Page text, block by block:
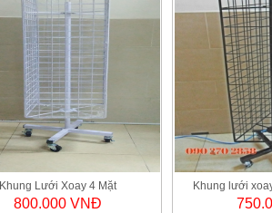
Khung Lưới Xoay 4 Mặt
800.000 VNĐ
Khung lưới